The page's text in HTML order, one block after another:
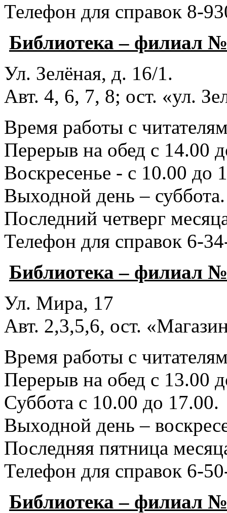
Телефон для справок 8-
Библиотека – филиал
Ул. Зелёная, д. 16/1.
Авт. 4, 6, 7, 8; ост. «ул.
Время работы с
Перерыв на обед с 14.00
Воскресенье - с 10.00 до
Выходной день – суббота.
Последний четверг
Телефон для справок 6-
Библиотека – филиал
Ул. Мира, 17
Авт. 2,3,5,6, ост.
Время работы с
Перерыв на обед с 13.00
Суббота с 10.00 до 17.00.
Выходной день –
Последняя пятница
Телефон для справок 6-
Библиотека – филиал